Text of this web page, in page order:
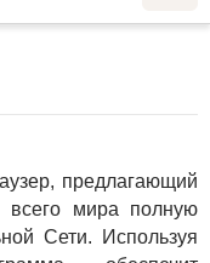
предлагающий
всего мира полную
Сети. Используя